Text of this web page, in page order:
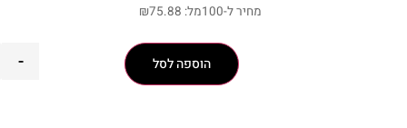
מחיר ל-100מל: ₪75.88
- הוספה לסל